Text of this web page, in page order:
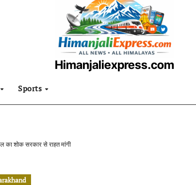
Himanjaliexpress.com
Sports
का शोक सरकार से राहत मांगी